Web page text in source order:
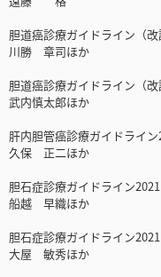
胆道癌診療ガイドライン（
川勝 章司ほか
胆道癌診療ガイドライン（
武内慎太郎ほか
肝内胆管癌診療ガイドライ
久保 正二ほか
胆石症診療ガイドライン
船越 早織ほか
胆石症診療ガイドライン
大屋 敏秀ほか